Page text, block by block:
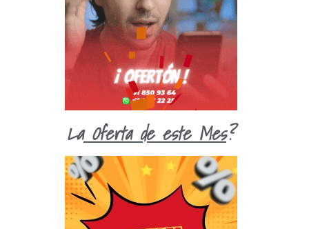
LaOferta de este Mes?